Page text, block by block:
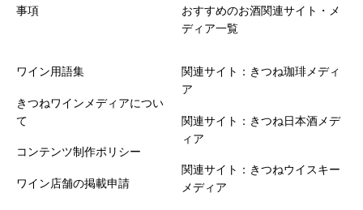
事項
おすすめのお酒関連サイト・メ
ディア一覧
ワイン用語集
きつねワインメディアについ
て
コンテンツ制作ポリシー
ワイン店舗の掲載申請
関連サイト：きつね珈琲メディ
ア
関連サイト：きつね日本酒メデ
ィア
関連サイト：きつねウイスキー
メディア